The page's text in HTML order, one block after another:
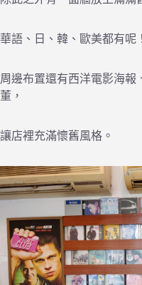
華語、日、韓、歐美都有呢！
周邊布置還有西洋電影海報
董，
讓店裡充滿懷舊風格。